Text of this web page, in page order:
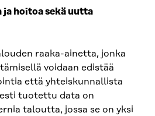
ja hoitoa sekä uutta
raaka-ainetta, jonka
voidaan edistää
että yhteiskunnallista
tuotettu data on
taloutta, jossa se on yksi